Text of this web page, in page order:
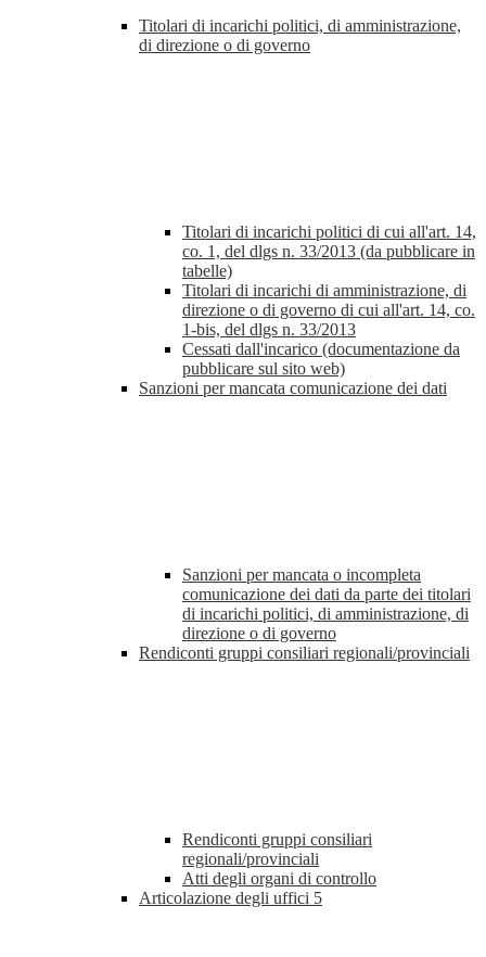
Titolari di incarichi politici, di amministrazione,
di direzione o di governo
Titolari di incarichi politici di cui all'art. 14,
co. 1, del dlgs n. 33/2013 (da pubblicare in
tabelle)
Titolari di incarichi di amministrazione, di
direzione o di governo di cui all'art. 14, co.
1-bis, del dlgs n. 33/2013
Cessati dall'incarico (documentazione da
pubblicare sul sito web)
Sanzioni per mancata comunicazione dei dati
Sanzioni per mancata o incompleta
comunicazione dei dati da parte dei titolari
di incarichi politici, di amministrazione, di
direzione o di governo
Rendiconti gruppi consiliari regionali/provinciali
Rendiconti gruppi consiliari
regionali/provinciali
Atti degli organi di controllo
Articolazione degli uffici 5